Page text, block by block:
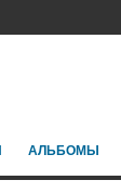
АЛЬБОМЫ